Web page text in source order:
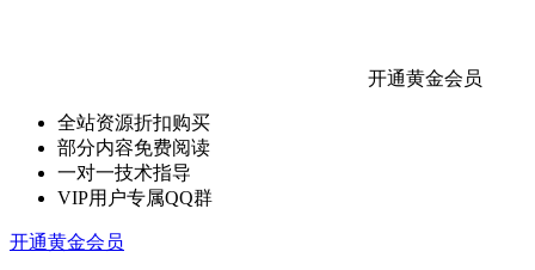
开通黄金会员
全站资源折扣购买
部分内容免费阅读
一对一技术指导
VIP用户专属QQ群
开通黄金会员